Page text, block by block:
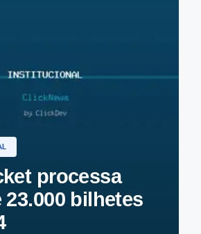
processa
23.000 bilhetes